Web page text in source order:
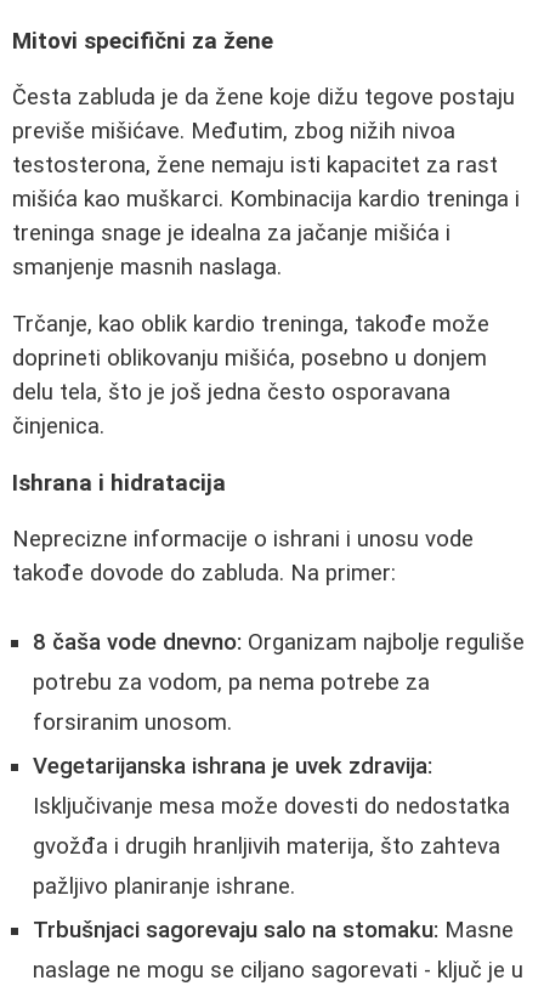
Mitovi specifični za žene
Česta zabluda je da žene koje dižu tegove postaju
previše mišićave. Međutim, zbog nižih nivoa
testosterona, žene nemaju isti kapacitet za rast
mišića kao muškarci. Kombinacija kardio treninga i
treninga snage je idealna za jačanje mišića i
smanjenje masnih naslaga.
Trčanje, kao oblik kardio treninga, takođe može
doprineti oblikovanju mišića, posebno u donjem
delu tela, što je još jedna često osporavana
činjenica.
Ishrana i hidratacija
Neprecizne informacije o ishrani i unosu vode
takođe dovode do zabluda. Na primer:
8 čaša vode dnevno: Organizam najbolje reguliše
potrebu za vodom, pa nema potrebe za
forsiranim unosom.
Vegetarijanska ishrana je uvek zdravija:
Isključivanje mesa može dovesti do nedostatka
gvožđa i drugih hranljivih materija, što zahteva
pažljivo planiranje ishrane.
Trbušnjaci sagorevaju salo na stomaku: Masne
naslage ne mogu se ciljano sagorevati - ključ je u